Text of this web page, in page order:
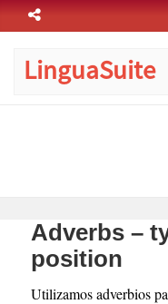
LinguaSuite
Adverbs –
position
Utilizamos adverbios